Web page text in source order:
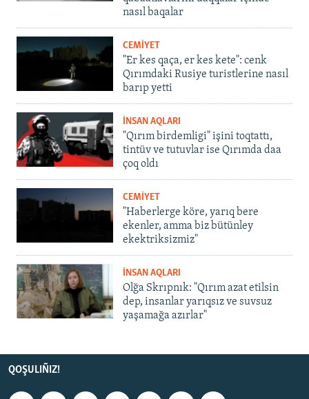
nasıl baqalar
CEMİYET
"Er kes qaça, er kes kete": cenk
Qırımdaki Rusiye turistlerine nasıl
barıp yetti
İNSAN AQLARI
"Qırım birdemligi" işini toqtattı,
tintüv ve tutuvlar ise Qırımda daa
çoq oldı
CEMİYET
"Haberlerge köre, yarıq bere
ekenler, amma biz bütünley
ekektriksizmiz"
İNSAN AQLARI
Olğa Skrıpnık: "Qırım azat etilsin
dep, insanlar yarıqsız ve suvsuz
yaşamağa azırlar"
QOŞULIÑIZ!